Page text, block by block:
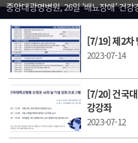
중앙대광명병원, 26일 ‘배뇨장애’ 건강
[7/19] 제2차
2023-07-14
[7/20] 건국대
강강좌
2023-07-12